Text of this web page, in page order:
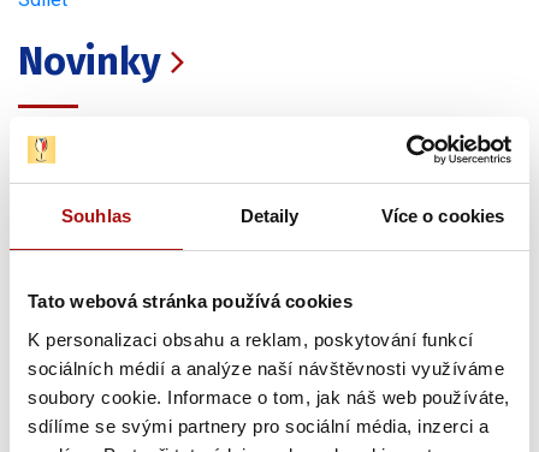
Souhlas Detaily Více o cookies
Tato webová stránka používá cookies
K personalizaci obsahu a reklam, poskytování funkcí
sociálních médií a analýze naší návštěvnosti využíváme
soubory cookie. Informace o tom, jak náš web používáte,
sdílíme se svými partnery pro sociální média, inzerci a
Novinky
Šampionem Národní soutěže vín v Čechách
se stal Ryzlink rýnský z Mělníka
Národní soutěž vín zahájila letošní sezónu opět hodnocením